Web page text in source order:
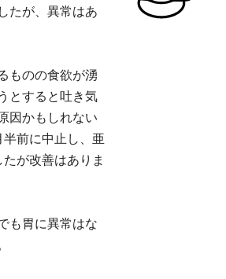
たが、異常はあ
ものの食欲が湧
とすると吐き気
因かもしれない
前に中止し、亜
が改善はありま
も胃に異常はな